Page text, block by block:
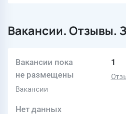
Вакансии. Отзывы.
Вакансии пока
не размещены
Вакансии
1
Нет данных